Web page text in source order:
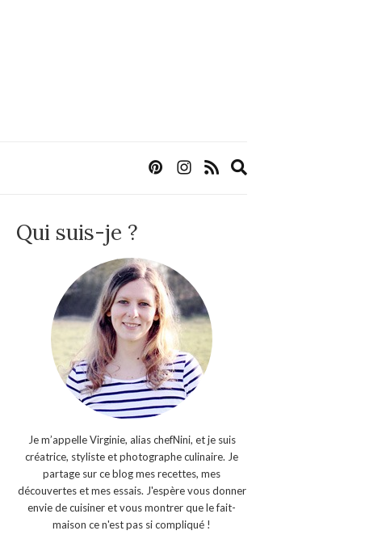
Qui suis-je ?
Je m’appelle Virginie, alias chefNini, et je suis
créatrice, styliste et photographe culinaire. Je
partage sur ce blog mes recettes, mes
découvertes et mes essais. J'espère vous donner
envie de cuisiner et vous montrer que le fait-
maison ce n'est pas si compliqué !